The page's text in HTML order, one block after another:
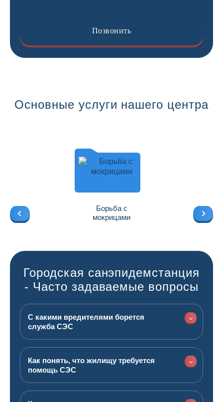
Позвонить
Основные услуги нашего центра
Борьба с
мокрицами
Городская санэпидемстанция
- Часто задаваемые вопросы
С какими вредителями борется
служба СЭС
Как понять, что жилищу требуется
помощь СЭС